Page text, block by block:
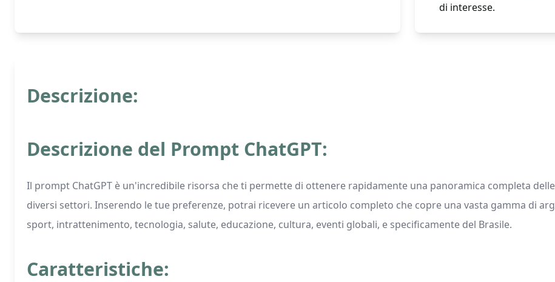
di interesse.
Descrizione:
Descrizione del Prompt ChatGPT:
Il prompt ChatGPT è un'incredibile risorsa che ti permette di ottenere rapidamente una panoramica completa
diversi settori. Inserendo le tue preferenze, potrai ricevere un articolo completo che copre una vasta gamma di
sport, intrattenimento, tecnologia, salute, educazione, cultura, eventi globali, e specificamente del Brasile.
Caratteristiche: